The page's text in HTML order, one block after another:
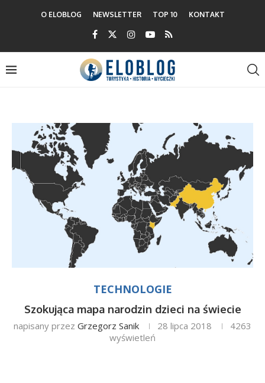
O ELOBLOG NEWSLETTER TOP 10 KONTAKT
TECHNOLOGIE
Szokująca mapa narodzin dzieci na świecie
napisany przez Grzegorz Sanik 28 lipca 2018
4263
wyświetleń